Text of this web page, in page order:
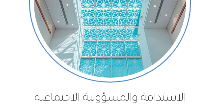
الاستدامة والمسؤولية الاجتماعية